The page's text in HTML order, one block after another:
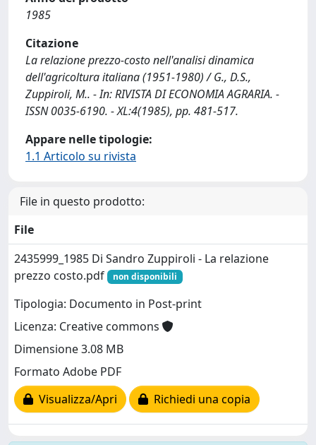
1985
Citazione
La relazione prezzo-costo nell'analisi dinamica
dell'agricoltura italiana (1951-1980) / G., D.S.,
Zuppiroli, M.. - In: RIVISTA DI ECONOMIA AGRARIA. -
ISSN 0035-6190. - XL:4(1985), pp. 481-517.
Appare nelle tipologie:
1.1 Articolo su rivista
File in questo prodotto:
File
2435999_1985 Di Sandro Zuppiroli - La relazione
prezzo costo.pdf
non disponibili
Tipologia: Documento in Post-print
Licenza: Creative commons
Dimensione 3.08 MB
Formato Adobe PDF
Visualizza/Apri
Richiedi una copia